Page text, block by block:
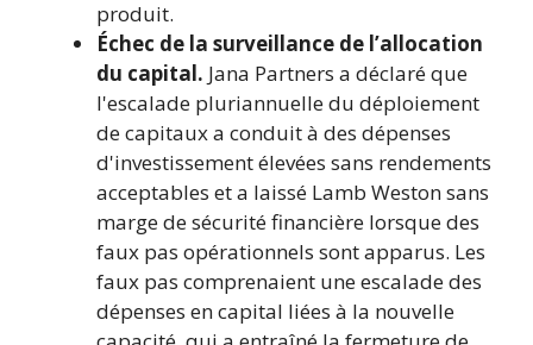
produit.
Échec de la surveillance de l’allocation
du capital. Jana Partners a déclaré que
l'escalade pluriannuelle du déploiement
de capitaux a conduit à des dépenses
d'investissement élevées sans rendements
acceptables et a laissé Lamb Weston sans
marge de sécurité financière lorsque des
faux pas opérationnels sont apparus. Les
faux pas comprenaient une escalade des
dépenses en capital liées à la nouvelle